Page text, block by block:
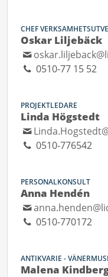
CHEF
Oskar Liljebäck
0510-77 15 52
PROJEKTLEDARE
Linda Högstedt
0510-776542
PERSONALKONSULT
Anna Hendén
0510-770172
ANTIKVARIE -
Malena